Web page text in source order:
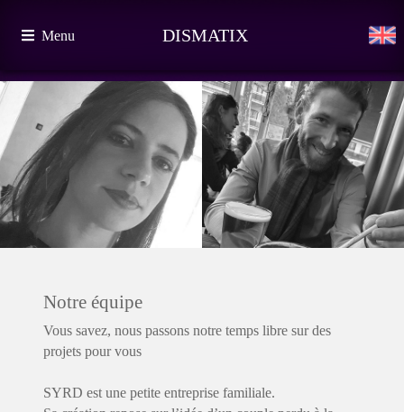
Menu DISMATIX
Notre équipe
Vous savez, nous passons notre temps libre sur des
projets pour vous
SYRD est une petite entreprise familiale.